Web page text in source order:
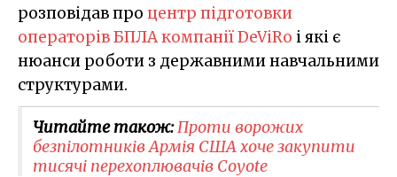
розповідав про центр підготовки
операторів БПЛА компанії DeViRo і які є
нюанси роботи з державними навчальними
структурами.
Читайте також:Проти ворожих
безпілотників Армія США хоче закупити
тисячі перехоплювачів Coyote